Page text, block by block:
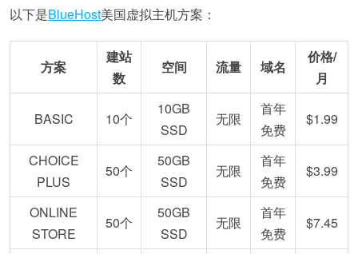
以下是BlueHost美国虚拟主机方案：
方案
建站
数
空间 流量 域名
价格/
月
BASIC 10个
10GB
SSD
无限
首年
免费
$1.99
CHOICE
PLUS
50个
50GB
SSD
无限
首年
免费
$3.99
ONLINE
STORE
50个
50GB
SSD
无限
首年
免费
$7.45